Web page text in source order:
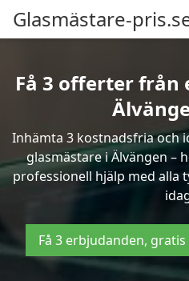
Glasmästare-
Få 3 offerter från
Inhämta 3 kostnadsfria och
glasmästare i Älvängen –
professionell hjälp med alla
Få 3 erbjudanden,